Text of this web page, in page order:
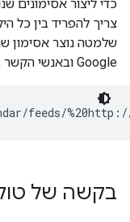
שלמטה נוצר אסימון
Google ובאנשי הקשר ב-Google.
feeds/
בקשה של